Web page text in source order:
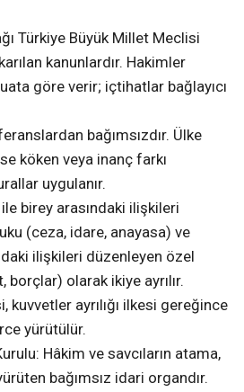
Türkiye Büyük Millet Meclisi
kanunlardır. Hakimler
göre verir; içtihatlar bağlayıcı
bağımsızdır. Ülke
köken veya inanç farkı
uygulanır.
birey arasındaki ilişkileri
(ceza, idare, anayasa) ve
ilişkileri düzenleyen özel
olarak ikiye ayrılır.
kuvvetler ayrılığı ilkesi gereğince
yürütülür.
Hâkim ve savcıların atama,
bağımsız idari organdır.